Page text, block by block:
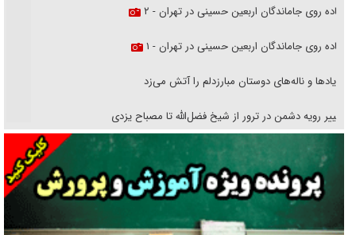
پیاده روی جاماندگان اربعین حسینی در تهران - ۲
پیاده روی جاماندگان اربعین حسینی در تهران - ۱
فریاد‌ها و ناله‌های دوستان مبارزدلم را آتش می‌زد
تغییر رویه دشمن در ترور از شیخ فضل‌الله تا مصباح یزدی
خرید قسطی اولش خنده و آخرش گریه است!
فوتبال و آن «بالا»!
راهبرد غافلگیری با نسل جدید پهپاد‌ها